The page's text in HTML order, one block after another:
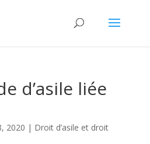
d’asile liée
2020 | Droit d’asile et droit